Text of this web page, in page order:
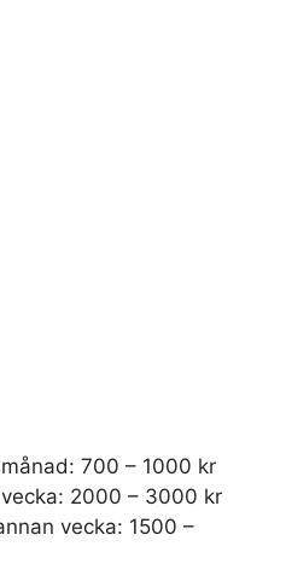
700 – 1000 kr
2000 – 3000 kr
vecka: 1500 –